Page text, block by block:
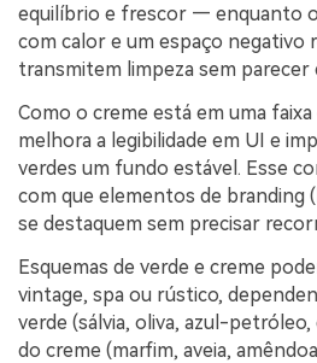
equilíbrio e frescor — enquanto o
com calor e um espaço negativo
transmitem limpeza sem parecer
Como o creme está em uma
melhora a legibilidade em UI e
verdes um fundo estável. Esse
com que elementos de
se destaquem sem precisar
Esquemas de verde e creme
vintage, spa ou rústico,
verde (sálvia, oliva, azul-
do creme (marfim, aveia,